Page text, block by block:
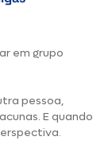
em grupo
pessoa,
E quando